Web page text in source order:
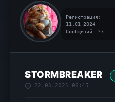
Регистрация:
11.01.2024
Сообщений: 27
STORMBREAKER
22.03.2025 06:45